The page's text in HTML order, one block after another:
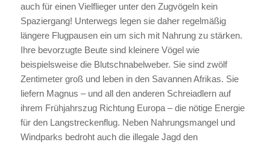
auch für einen Vielflieger unter den Zugvögeln kein
Spaziergang! Unterwegs legen sie daher regelmäßig
längere Flugpausen ein um sich mit Nahrung zu stärken.
Ihre bevorzugte Beute sind kleinere Vögel wie
beispielsweise die Blutschnabelweber. Sie sind zwölf
Zentimeter groß und leben in den Savannen Afrikas. Sie
liefern Magnus – und all den anderen Schreiadlern auf
ihrem Frühjahrszug Richtung Europa – die nötige Energie
für den Langstreckenflug. Neben Nahrungsmangel und
Windparks bedroht auch die illegale Jagd den